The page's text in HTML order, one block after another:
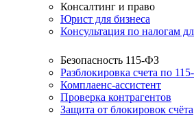
Консалтинг и право
Юрист для бизнеса
Консультация по налогам
Безопасность 115-ФЗ
Разблокировка счета по
Комплаенс-ассистент
Проверка контрагентов
Защита от блокировок счёта